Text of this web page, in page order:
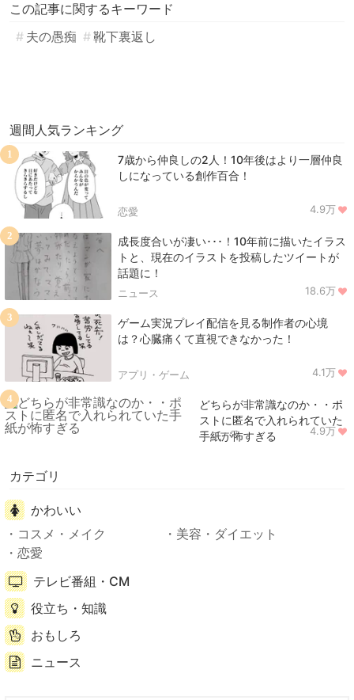
この記事に関するキーワード
夫の愚痴
靴下裏返し
週間人気ランキング
7歳から仲良しの2人！10年後はより一層仲良
しになっている創作百合！
恋愛 4.9万
1
成長度合いが凄い･･･！10年前に描いたイラス
トと、現在のイラストを投稿したツイートが
話題に！
ニュース 18.6万
2
ゲーム実況プレイ配信を見る制作者の心境
は？心臓痛くて直視できなかった！
アプリ・ゲーム 4.1万
3
どちらが非常識なのか・・ポ
ストに匿名で入れられていた
手紙が怖すぎる
ニュース 4.9万
4
カテゴリ
かわいい
コスメ・メイク
美容・ダイエット
恋愛
テレビ番組・CM
役立ち・知識
おもしろ
ニュース